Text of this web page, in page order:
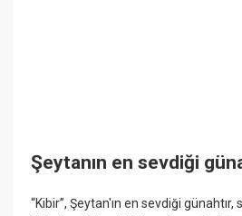
Şeytanın en sevdiği
“Kibir”, Şeytan'ın en sevdiği